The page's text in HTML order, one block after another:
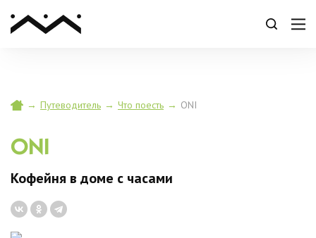
→ Путеводитель → Что поесть → ONI
ONI
Кофейня в доме с часами